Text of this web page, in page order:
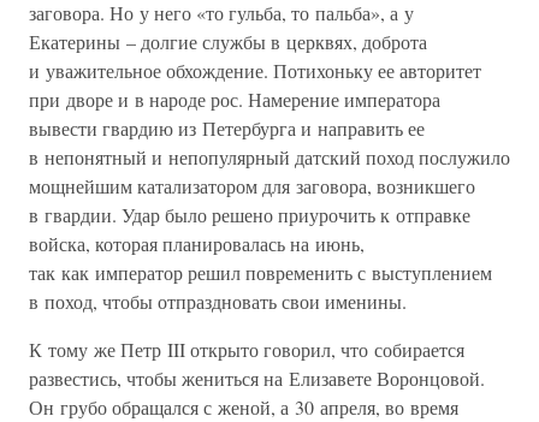
заговора. Но у него «то гульба, то пальба», а у
Екатерины – долгие службы в церквях, доброта
и уважительное обхождение. Потихоньку ее авторитет
при дворе и в народе рос. Намерение императора
вывести гвардию из Петербурга и направить ее
в непонятный и непопулярный датский поход послужило
мощнейшим катализатором для заговора, возникшего
в гвардии. Удар было решено приурочить к отправке
войска, которая планировалась на июнь,
так как император решил повременить с выступлением
в поход, чтобы отпраздновать свои именины.
К тому же Петр III открыто говорил, что собирается
развестись, чтобы жениться на Елизавете Воронцовой.
Он грубо обращался с женой, а 30 апреля, во время